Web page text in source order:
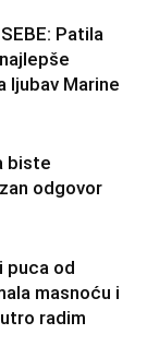
Patila
ljubav Marine
biste
odgovor
puca od
masnoću i
radim